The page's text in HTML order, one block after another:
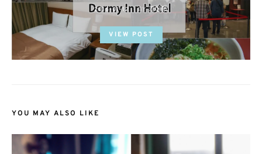
POSTED
2016-01-12 BY 流氓顆
VIEW POST
YOU MAY ALSO LIKE